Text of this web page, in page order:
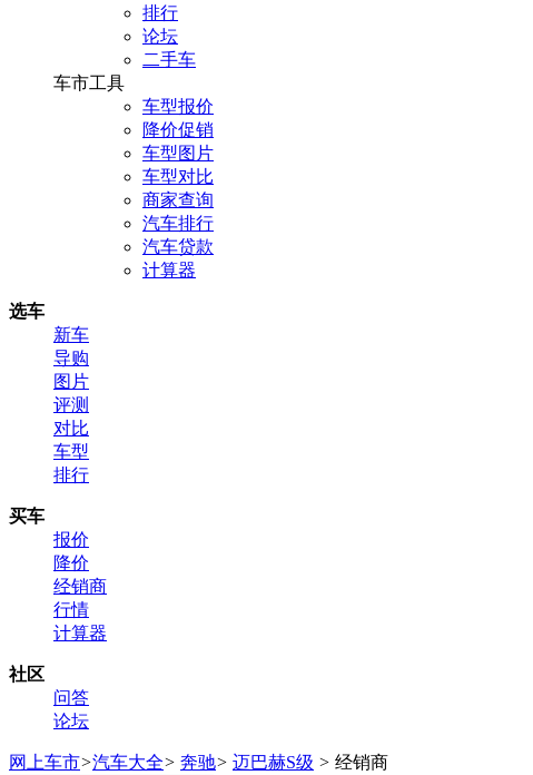
排行
论坛
二手车
车市工具
车型报价
降价促销
车型图片
车型对比
商家查询
汽车排行
汽车贷款
计算器
选车
新车
导购
图片
评测
对比
车型
排行
买车
报价
降价
经销商
行情
计算器
社区
问答
论坛
网上车市>汽车大全> 奔驰> 迈巴赫S级 > 经销商